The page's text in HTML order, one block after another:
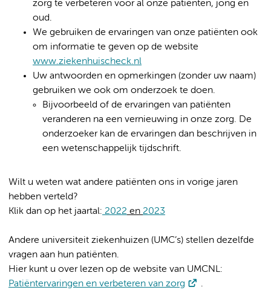
zorg te verbeteren voor al onze patiënten, jong en
oud.
We gebruiken de ervaringen van onze patiënten ook
om informatie te geven op de website
www.ziekenhuischeck.nl
Uw antwoorden en opmerkingen (zonder uw naam)
gebruiken we ook om onderzoek te doen.
Bijvoorbeeld of de ervaringen van patiënten
veranderen na een vernieuwing in onze zorg. De
onderzoeker kan de ervaringen dan beschrijven in
een wetenschappelijk tijdschrift.
Wilt u weten wat andere patiënten ons in vorige jaren
hebben verteld?
Klik dan op het jaartal: 2022 en 2023
Andere universiteit ziekenhuizen (UMC’s) stellen dezelfde
vragen aan hun patiënten.
Hier kunt u over lezen op de website van UMCNL:
Patiëntervaringen en verbeteren van zorg
.